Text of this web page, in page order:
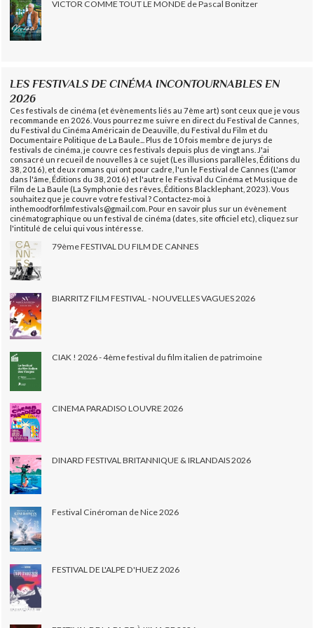
VICTOR COMME TOUT LE MONDE de Pascal Bonitzer
LES FESTIVALS DE CINÉMA INCONTOURNABLES EN
2026
Ces festivals de cinéma (et évènements liés au 7ème art) sont ceux que je vous
recommande en 2026. Vous pourrez me suivre en direct du Festival de Cannes,
du Festival du Cinéma Américain de Deauville, du Festival du Film et du
Documentaire Politique de La Baule... Plus de 10 fois membre de jurys de
festivals de cinéma, je couvre ces festivals depuis plus de vingt ans. J'ai
consacré un recueil de nouvelles à ce sujet (Les illusions parallèles, Éditions du
38, 2016), et deux romans qui ont pour cadre, l'un le Festival de Cannes (L'amor
dans l'âme, Éditions du 38, 2016) et l'autre le Festival du Cinéma et Musique de
Film de La Baule (La Symphonie des rêves, Éditions Blacklephant, 2023). Vous
souhaitez que je couvre votre festival ? Contactez-moi à
inthemoodforfilmfestivals@gmail.com. Pour en savoir plus sur un évènement
cinématographique ou un festival de cinéma (dates, site officiel etc), cliquez sur
l'intitulé de celui qui vous intéresse.
79ème FESTIVAL DU FILM DE CANNES
BIARRITZ FILM FESTIVAL - NOUVELLES VAGUES 2026
CIAK ! 2026 - 4ème festival du film italien de patrimoine
CINEMA PARADISO LOUVRE 2026
DINARD FESTIVAL BRITANNIQUE & IRLANDAIS 2026
Festival Cinéroman de Nice 2026
FESTIVAL DE L'ALPE D'HUEZ 2026